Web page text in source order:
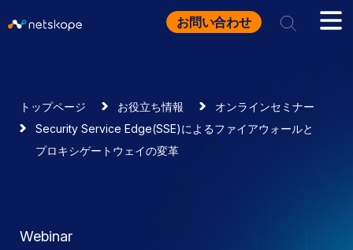
お問い合わせ
トップページ お役立ち情報
オンラインセミナー
Security Service Edge(SSE)によるファイアウォールと
プロキシゲートウェイの変革
Webinar